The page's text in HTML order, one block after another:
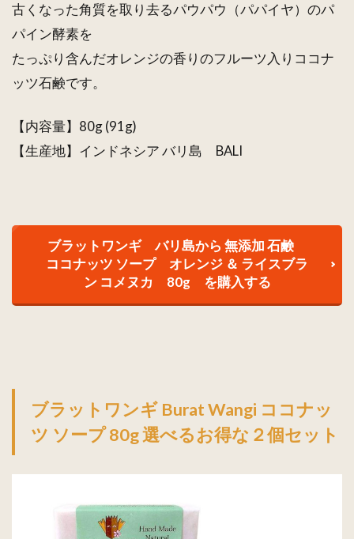
ブラ
ット
ワン
ギ
Burat
ココ
ナッ
ツ ソ
２個
セッ
Burat
Wangi
ココ
ナッ
選べ
古くなった角質を取り去るパウパウ（パパイヤ）のパ
パイン酵素を
たっぷり含んだオレンジの香りのフルーツ入りココナ
ッツ石鹸です。
【内容量】80g (91g)
【生産地】インドネシア バリ島 BALI
ブラットワンギ バリ島から 無添加 石鹸
ココナッツ ソープ オレンジ ＆ ライスブラ
ン コメヌカ 80g を購入する
ブラットワンギ Burat Wangi ココナッ
ツ ソープ 80g 選べるお得な２個セット